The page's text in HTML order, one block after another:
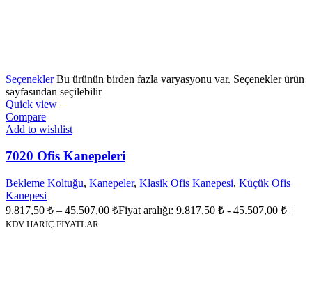
Seçenekler Bu ürünün birden fazla varyasyonu var. Seçenekler ürün
sayfasından seçilebilir
Quick view
Compare
Add to wishlist
7020 Ofis Kanepeleri
Bekleme Koltuğu, Kanepeler, Klasik Ofis Kanepesi, Küçük Ofis
Kanepesi
9.817,50 ₺ – 45.507,00 ₺Fiyat aralığı: 9.817,50 ₺ - 45.507,00 ₺ +
KDV HARİÇ FİYATLAR